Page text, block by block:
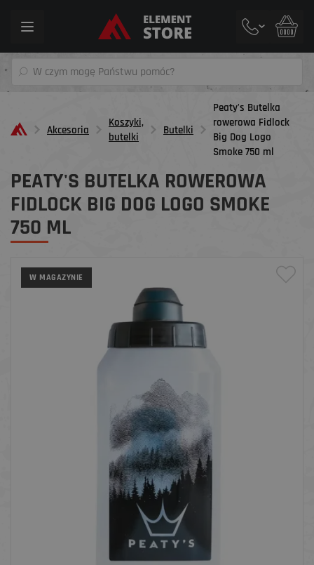
Toggle
Akcesoria
Koszyki,
butelki
Butelki
Peaty's Butelka
rowerowa Fidlock
Big Dog Logo
Smoke 750 ml
PEATY'S BUTELKA ROWEROWA
FIDLOCK BIG DOG LOGO SMOKE
750 ML
W MAGAZYNIE